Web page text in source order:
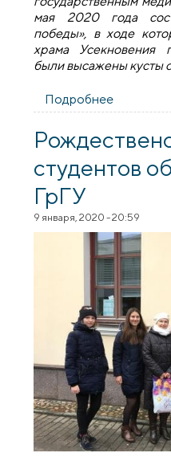
мая 2020 года
победы», в ходе
храма Усекновения
были высажены кусты
Подробнее
Иоанна
студентов
ГрГУ
9 января, 2020 - 20:59